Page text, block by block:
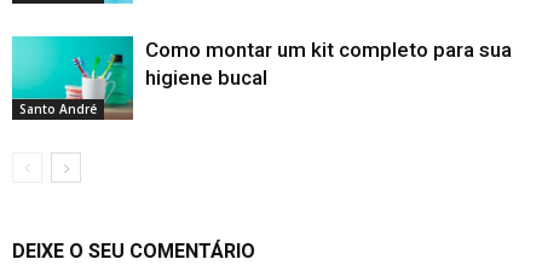
Santo André
Como montar um kit completo para sua
higiene bucal
DEIXE O SEU COMENTÁRIO